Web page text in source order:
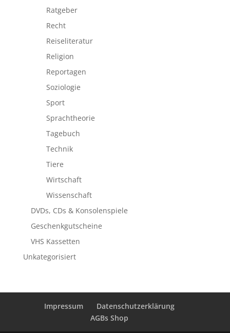
Ratgeber
Recht
Reiseliteratur
Religion
Reportagen
Soziologie
Sport
Sprachtheorie
Tagebuch
Technik
Tiere
Wirtschaft
Wissenschaft
DVDs, CDs & Konsolenspiele
Geschenkgutscheine
VHS Kassetten
Unkategorisiert
Impressum
Datenschutzerklärung
AGBs Shop